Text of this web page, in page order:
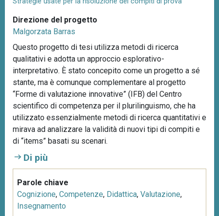
Direzione del progetto
Malgorzata Barras
Questo progetto di tesi utilizza metodi di ricerca
qualitativi e adotta un approccio esplorativo-
interpretativo. È stato concepito come un progetto a sé
stante, ma è comunque complementare al progetto
“Forme di valutazione innovative” (IFB) del Centro
scientifico di competenza per il plurilinguismo, che ha
utilizzato essenzialmente metodi di ricerca quantitativi e
mirava ad analizzare la validità di nuovi tipi di compiti e
di “items” basati su scenari.
Di più
Parole chiave
Cognizione, Competenze, Didattica, Valutazione,
Insegnamento